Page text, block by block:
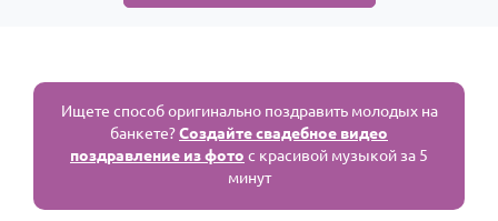
Ищете способ оригинально поздравить молодых на
банкете?Создайте свадебное видео
поздравление из фото с красивой музыкой за 5
минут